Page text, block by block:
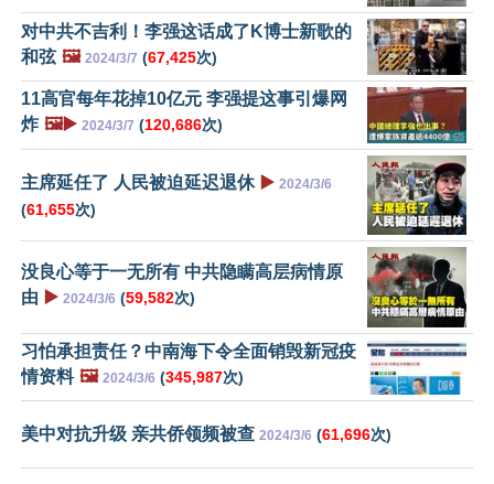
对中共不吉利！李强这话成了K博士新歌的
和弦 🖼️ 2024/3/7 (67,425次)
11高官每年花掉10亿元 李强提这事引爆网
炸 🖼️▶️ 2024/3/7 (120,686次)
主席延任了 人民被迫延迟退休 ▶️ 2024/3/6
(61,655次)
没良心等于一无所有 中共隐瞒高层病情原
由 ▶️ 2024/3/6 (59,582次)
习怕承担责任？中南海下令全面销毁新冠疫
情资料 🖼️ 2024/3/6 (345,987次)
美中对抗升级 亲共侨领频被查 2024/3/6 (61,696次)